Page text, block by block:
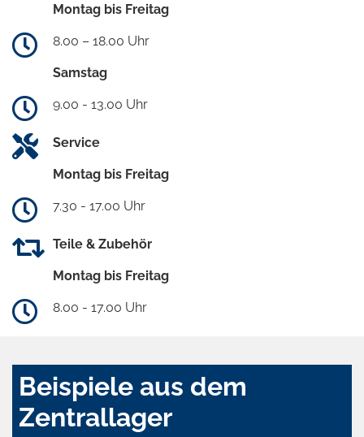
Montag bis Freitag
8.00 – 18.00 Uhr
Samstag
9.00 - 13.00 Uhr
Service
Montag bis Freitag
7.30 - 17.00 Uhr
Teile & Zubehör
Montag bis Freitag
8.00 - 17.00 Uhr
Beispiele aus dem
Zentrallager